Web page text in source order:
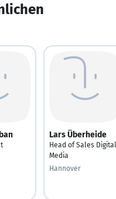
Lars Überheide
Head of Sales Digital
Media
Hannover